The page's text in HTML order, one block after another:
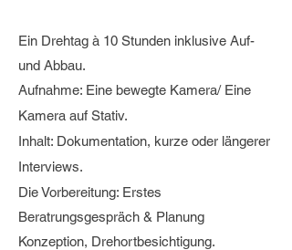
Ein Drehtag à 10 Stunden inklusive Auf-
und Abbau.
Aufnahme: Eine bewegte Kamera/ Eine
Kamera auf Stativ.
Inhalt: Dokumentation, kurze oder längerer
Interviews.
Die Vorbereitung: Erstes
Beratrungsgespräch & Planung
Konzeption, Drehortbesichtigung.